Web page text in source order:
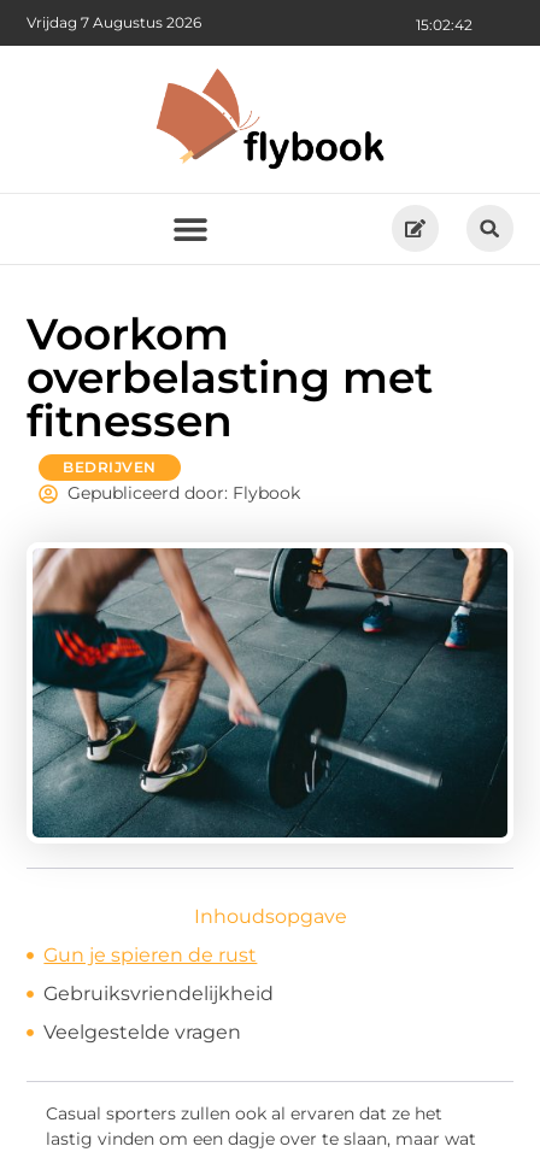
15:02:44
Vrijdag 7 Augustus 2026
Voorkom
overbelasting met
fitnessen
BEDRIJVEN
Gepubliceerd door: Flybook
Inhoudsopgave
Gun je spieren de rust
Gebruiksvriendelijkheid
Veelgestelde vragen
Casual sporters zullen ook al ervaren dat ze het
lastig vinden om een dagje over te slaan, maar wat